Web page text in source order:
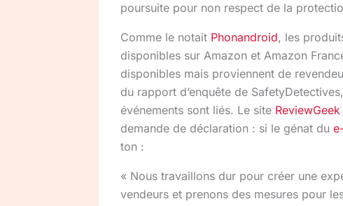
poursuite pour non respect de la
Comme le notait Phonandroid, les
disponibles sur Amazon et Amazon
disponibles mais proviennent de
du rapport d’enquête de
événements sont liés. Le site ReviewGeek
demande de déclaration : si le génat du
ton :
« Nous travaillons dur pour créer une
vendeurs et prenons des mesures pour